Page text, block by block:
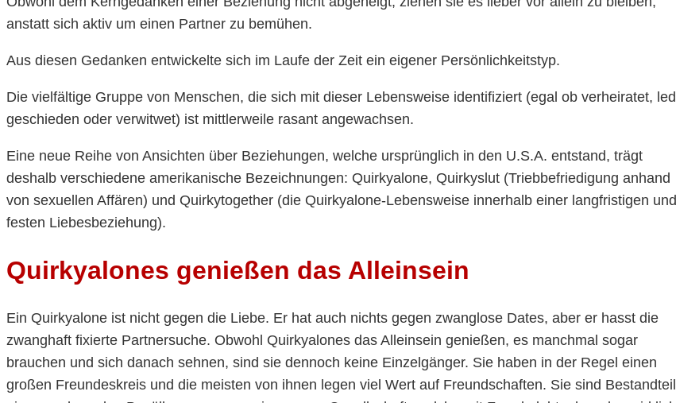
anstatt sich aktiv um einen Partner zu bemühen.
Aus diesen Gedanken entwickelte sich im Laufe der Zeit ein eigener Persönlichkeitstyp.
Die vielfältige Gruppe von Menschen, die sich mit dieser Lebensweise identifiziert (egal ob verheiratet,
geschieden oder verwitwet) ist mittlerweile rasant angewachsen.
Eine neue Reihe von Ansichten über Beziehungen, welche ursprünglich in den U.S.A. entstand, trägt
deshalb verschiedene amerikanische Bezeichnungen: Quirkyalone, Quirkyslut (Triebbefriedigung anhand
von sexuellen Affären) und Quirkytogether (die Quirkyalone-Lebensweise innerhalb einer langfristigen und
festen Liebesbeziehung).
Quirkyalones genießen das Alleinsein
Ein Quirkyalone ist nicht gegen die Liebe. Er hat auch nichts gegen zwanglose Dates, aber er hasst die
zwanghaft fixierte Partnersuche. Obwohl Quirkyalones das Alleinsein genießen, es manchmal sogar
brauchen und sich danach sehnen, sind sie dennoch keine Einzelgänger. Sie haben in der Regel einen
großen Freundeskreis und die meisten von ihnen legen viel Wert auf Freundschaften. Sie sind Bestandteil